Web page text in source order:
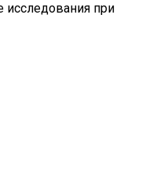
исследования при